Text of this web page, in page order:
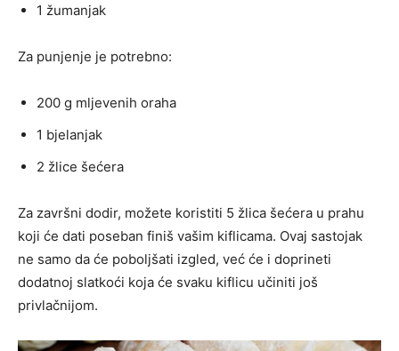
1 žumanjak
Za punjenje je potrebno:
200 g mljevenih oraha
1 bjelanjak
2 žlice šećera
Za završni dodir, možete koristiti 5 žlica šećera u prahu
koji će dati poseban finiš vašim kiflicama. Ovaj sastojak
ne samo da će poboljšati izgled, već će i doprineti
dodatnoj slatkoći koja će svaku kiflicu učiniti još
privlačnijom.